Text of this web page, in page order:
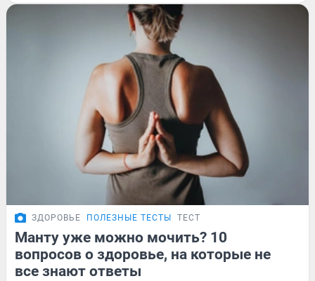
ЗДОРОВЬЕ ПОЛЕЗНЫЕ ТЕСТЫ ТЕСТ
Манту уже можно мочить? 10
вопросов о здоровье, на которые не
все знают ответы